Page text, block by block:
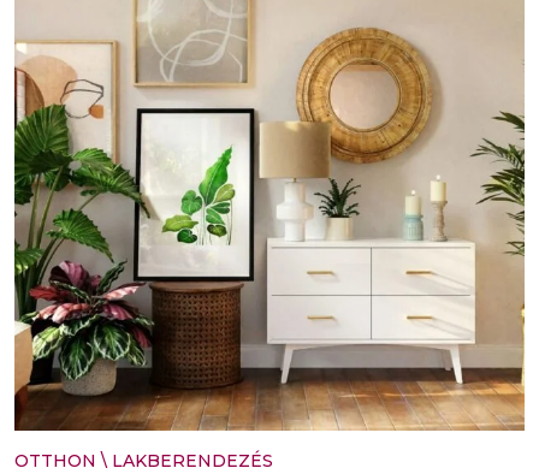
OTTHON \ LAKBERENDEZÉS